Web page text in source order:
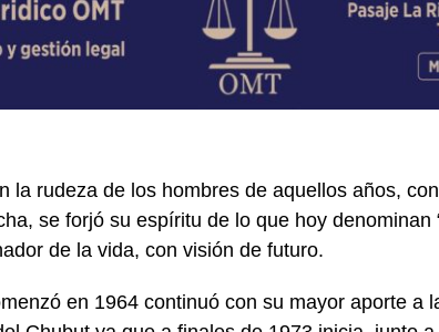
la rudeza de los hombres de aquellos años,
se forjó su espíritu de lo que hoy denominan
de la vida, con visión de futuro.
en 1964 continuó con su mayor aporte a